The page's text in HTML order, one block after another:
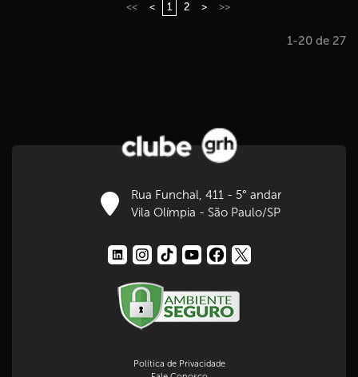
<< < 1 2 > >>
1-20 de 27
Rua Funchal, 411 - 5° andar
Vila Olímpia - São Paulo/SP
Política de Privacidade